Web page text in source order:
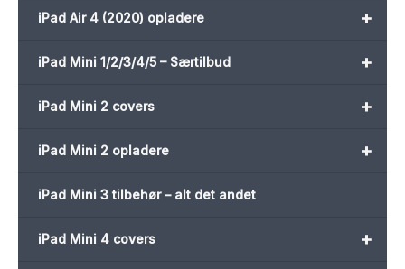
+
iPad Air 4 (2020) opladere
+
iPad Mini 1/2/3/4/5 – Særtilbud
+
iPad Mini 2 covers
+
iPad Mini 2 opladere
iPad Mini 3 tilbehør – alt det andet
+
iPad Mini 4 covers